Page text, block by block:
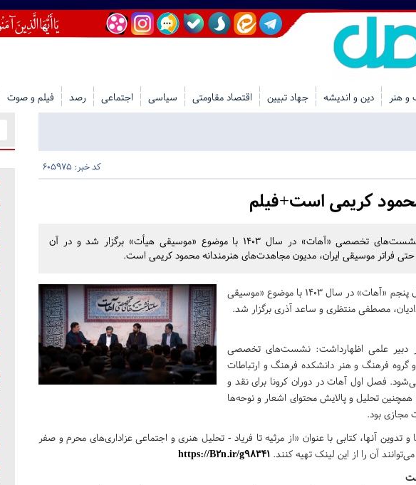
و هنر دین و اندیشه جهاد تبیین اقتصاد مقاومتی سیاسی اجتماعی رصد فیلم و صوت
کد خبر: 605975
کریمی است+فیلم
اولین جلسه از فصل پنجم سلسله نشست‌های تخصصی «آهات» در سال ۱۴۰۳ با موضوع «موسیقی هیأت» برگزار شد و در آن
فراتر موسیقی ایران، مدیون مجاهدت‌های هنرمندانه محمود کریمی است.
اولین نشست فصل پنجم «آهات» در سال ۱۴۰۳ با موضوع «موسیقی
مصطفی منتظری و ساعد آذری برگزار شد.
دبیر علمی اظهارداشت: نشست‌های تخصصی
گروه فرهنگ و هنر دانشکده فرهنگ و ارتباطات
فصل اول آهات در دوران کرونا برای نقد و
تحلیل و پالایش محتوای اشعار و نوحه‌ها
آنها، کتابی با عنوان «از مرثیه تا فریاد - تحلیل هنری و اجتماعی عزاداری‌های محرم و صفر
https://B2n.ir/g98341